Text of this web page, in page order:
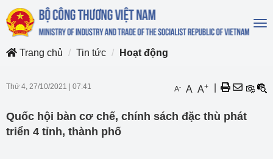
Trang chủ
Tin tức Hoạt động
Thứ 4, 27/10/2021 07:41 A- A A+
Quốc hội bàn cơ chế, chính sách đặc thù phát
triển 4 tỉnh, thành phố